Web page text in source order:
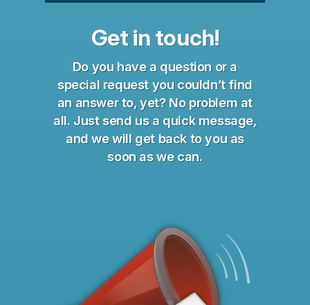
Get in touch!
Do you have a question or a
special request you couldn’t find
an answer to, yet? No problem at
all. Just send us a quick message,
and we will get back to you as
soon as we can.